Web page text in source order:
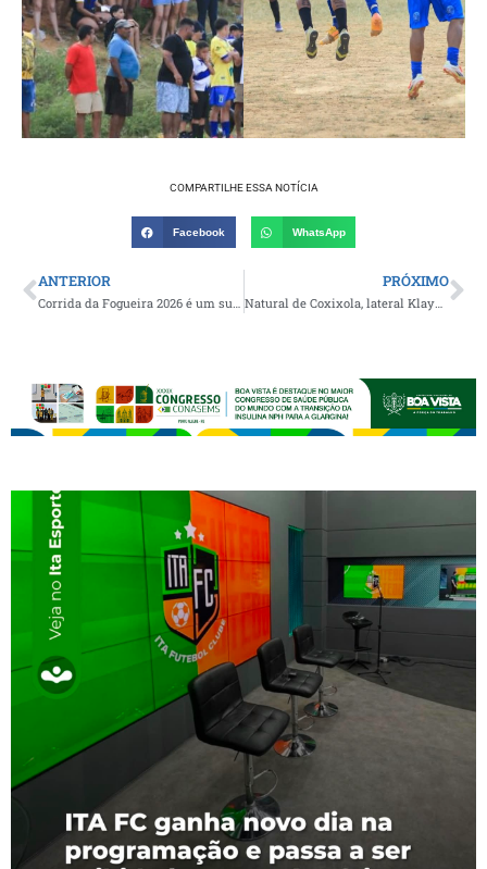
COMPARTILHE ESSA NOTÍCIA
Facebook WhatsApp
ANTERIOR
Corrida da Fogueira 2026 é um sucesso com cerca de 500 participantes em Monteiro
PRÓXIMO
Natural de Coxixola, lateral Klayver se torna o primeiro atleta caririzeiro a atuar pelo Serra Branca como titular em uma competição nacional